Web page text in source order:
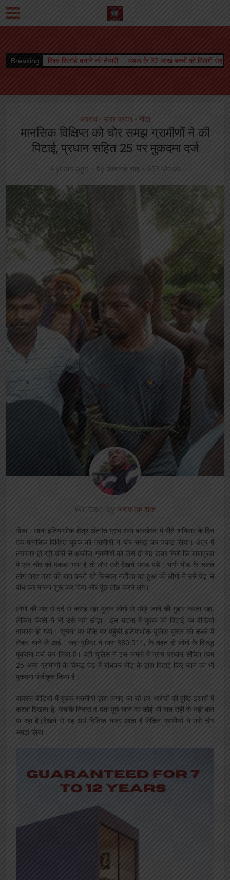
Breaking
बनाने की तैयारी मंडल के 52 लाख बच्चों को मिलेगी सेहत की सौगात, कृमि मुक्ति
अपराध • उत्तर प्रदेश • गोंडा
मानसिक विक्षिप्त को चोर समझ ग्रामीणों ने की
पिटाई, प्रधान सहित 25 पर मुकदमा दर्ज
4 years ago by अशफ़ाक़ शाह 653 Views
Written by अशफ़ाक़ शाह
गोंडा। थाना इटियाथोक क्षेत्र अंतर्गत ग्राम सभा बकठोरवा में बीते शनिवार के दिन
एक मानसिक विक्षिप्त युवक को ग्रामीणों ने चोर समझ कर पकड़ लिया। क्षेत्र में
लगातार हो रही चोरी से आजीज ग्रामीणों को जैसे ही यह खबर मिली कि बाबापुरवा
में एक चोर को पकड़ा गया है तो लोग उसे देखने उमड़ पड़े। भारी भीड़ के चलते
लोग तरह तरह की बात करते रहे जिसका नतीजा यह हुआ की लोगों ने उसे पेड़ से
बांध कर मारना शुरू कर दिया और पूंछ तांछ करने लगे।
लोगों की मार से दर्द से कराह रहा युवक लोगों से छोड़े जाने की गुहार करता रहा,
लेकिन किसी ने भी उसे नही छोड़ा। इस घटना में युवक की पिटाई का वीडियो
वायरल हो गया। सूचना पर मौके पर पहुंची इटियाथोक पुलिस युवक को कब्जे में
लेकर थाने ले आई। जहां पुलिस ने धारा 380,511, के तहत दो लोगो के विरुद्ध
मुकदमा दर्ज कर लिया है। वही पुलिस ने इस मामले में ग्राम प्रधान संचित एवम
25 अन्य ग्रामीणों के विरुद्ध पेड़ में बांधकर भीड़ के द्वारा पिटाई किए जाने का भी
मुकदमा पंजीकृत किया है।
वायरल वीडियो में युवक ग्रामीणों द्वारा लगाए जा रहे हर आरोपों की पुष्टि इशारों में
करता दिखता है, जबकि निवास व पता पूछे जाने पर कोई भी बात सही से नही बता
पा रहा है।देखने से वह अर्ध विक्षिप्त नजर आता है लेकिन ग्रामीणों ने उसे चोर
समझ लिया।